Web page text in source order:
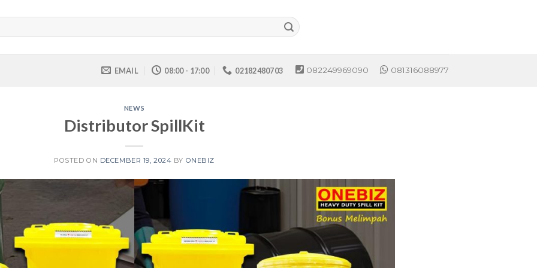
EMAIL 08:00 - 17:00 02182480703 082249969090 081316088977
NEWS
Distributor SpillKit
POSTED ON DECEMBER 19, 2024 BY ONEBIZ